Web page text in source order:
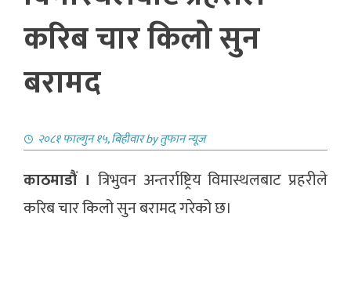
करिब चार किलो सुन
बरामद
२०८१ फाल्गुन १५, बिहीवारbyतुफान न्यूज
काठमाडौं ।त्रिभुवन अन्तर्राष्ट्रिय विमास्थलबाट प्रहरीले
करिब चार किलो सुन बरामद गरेको छ।